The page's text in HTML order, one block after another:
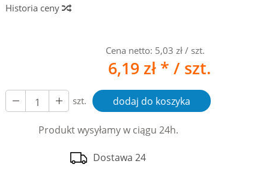
Historia ceny
Cena netto: 5,03 zł / szt.
6,19 zł * / szt.
szt. dodaj do koszyka
Produkt wysyłamy w ciągu 24h.
Dostawa 24